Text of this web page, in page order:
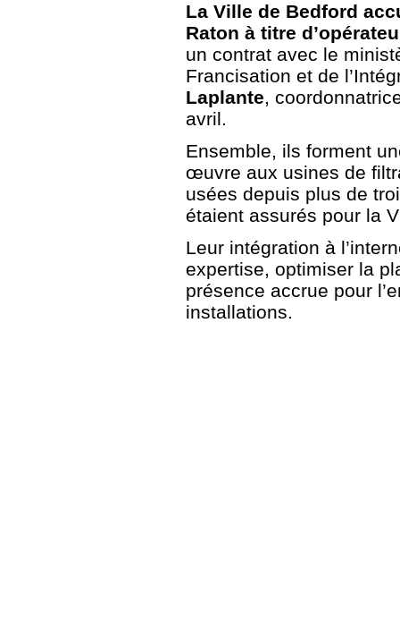
La Ville de Bedford
Raton à titre
un contrat avec le
Francisation et de
Laplante,
avril.
Ensemble, ils forment
œuvre aux usines de
usées depuis plus de
étaient assurés pour la
Leur intégration à
expertise, optimiser la
présence accrue pour
installations.